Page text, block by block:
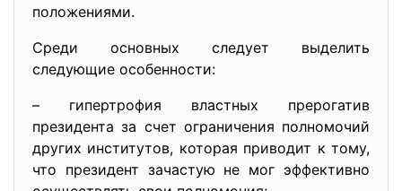
положениями.
Среди основных следует выделить
следующие особенности:
– гипертрофия властных прерогатив
президента за счет ограничения полномочий
других институтов, которая приводит к тому,
что президент зачастую не мог эффективно